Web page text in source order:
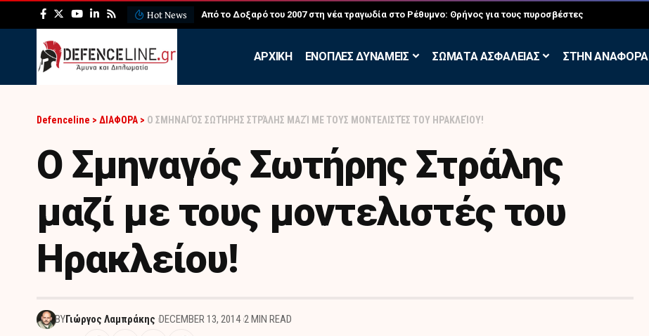
Hot News ΛΕΦΕΔ: Η εντυπωσιακή άσκηση των Εθελοντών Εφέδρων στον Έβρο
APXIKH ΕΝΟΠΛΕΣ ΔΥΝΑΜΕΙΣ ΣΩΜΑΤΑ ΑΣΦΑΛΕΙΑΣ ΣΤΗΝ ΑΝΑΦΟΡΑ
Defenceline > ΔΙΑΦΟΡΑ > Ο ΣΜΗΝΑΓΌΣ ΣΩΤΉΡΗΣ ΣΤΡΆΛΗΣ ΜΑΖΊ ΜΕ ΤΟΥΣ ΜΟΝΤΕΛΙΣΤΈΣ ΤΟΥ ΗΡΑΚΛΕΊΟΥ!
Ο Σμηναγός Σωτήρης Στράλης
μαζί με τους μοντελιστές του
Ηρακλείου!
BYΓιώργος Λαμπράκης DECEMBER 13, 2014 2 MIN READ